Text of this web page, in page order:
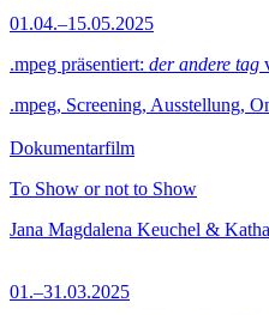
01.04.–15.05.2025
.mpeg präsentiert: der andere tag
.mpeg, Screening, Ausstellung,
Dokumentarfilm
To Show or not to Show
Jana Magdalena Keuchel &
01.–31.03.2025